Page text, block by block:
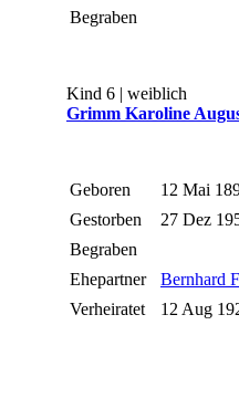
Begraben
Kind 6 | weiblich
Grimm Karoline
Geboren 12 Mai
Gestorben
27 Dez
Begraben
Ehepartner
Bernhard
Verheiratet
12 Aug